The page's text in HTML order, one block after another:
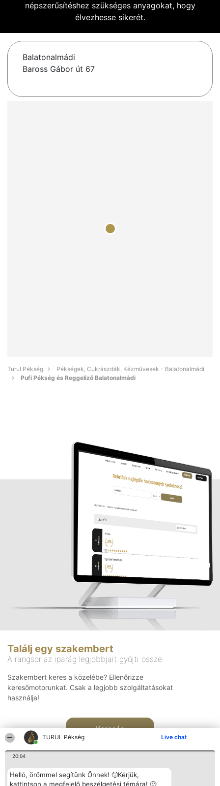
TURUL Pékség Live chat
20:04
Helló, örömmel segítünk Önnek! 🙂Kérjük,
kattintson a megfelelő beszélgetési témára! 🙂
népszerűsítéshez szükséges anyagokat, hogy
élvezhesse sikerét.
Balatonalmádi
Baross Gábor út 67
Turul Pékség
Pékségek, Cukrászdák, Kézművesek - Balatonalmádi
Pufi Pékség és Reggeliző Balatonalmádi
Találj egy szakembert
A rangsor az iparág legjobbjait gyűjti össze
Szakembert keres a közelébe? Ellenőrizze
keresőmotorunkat. Csak a legjobb szolgáltatásokat
használja!
Keresés